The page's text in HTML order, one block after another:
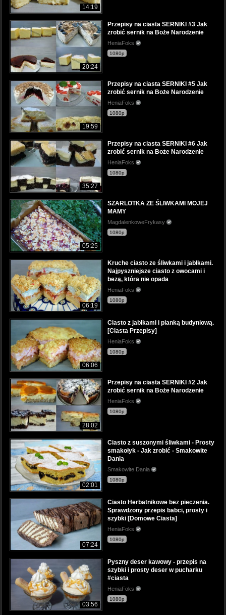
14:19
20:24
Przepisy na ciasta SERNIKI #3 Jak
zrobić sernik na Boże Narodzenie
HeniaFoks
1080p
19:59
Przepisy na ciasta SERNIKI #5 Jak
zrobić sernik na Boże Narodzenie
HeniaFoks
1080p
35:27
Przepisy na ciasta SERNIKI #6 Jak
zrobić sernik na Boże Narodzenie
HeniaFoks
1080p
05:25
SZARLOTKA ZE ŚLIWKAMI MOJEJ
MAMY
MagdalenkoweFrykasy
1080p
06:19
Kruche ciasto ze śliwkami i jabłkami.
Najpyszniejsze ciasto z owocami i
bezą, która nie opada
HeniaFoks
1080p
06:06
Ciasto z jabłkami i pianką budyniową.
[Ciasta Przepisy]
HeniaFoks
1080p
28:02
Przepisy na ciasta SERNIKI #2 Jak
zrobić sernik na Boże Narodzenie
HeniaFoks
1080p
02:01
Ciasto z suszonymi śliwkami - Prosty
smakołyk - Jak zrobić - Smakowite
Dania
Smakowite Dania
1080p
07:24
Ciasto Herbatnikowe bez pieczenia.
Sprawdzony przepis babci, prosty i
szybki [Domowe Ciasta]
HeniaFoks
1080p
03:56
Pyszny deser kawowy - przepis na
szybki i prosty deser w pucharku
#ciasta
HeniaFoks
1080p